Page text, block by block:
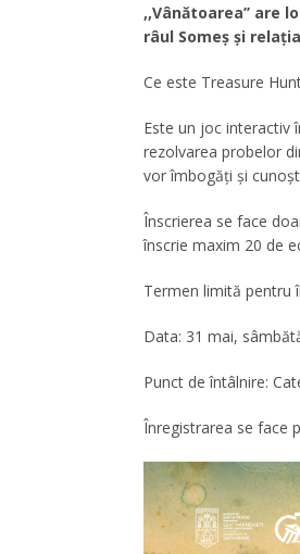
,,Vânătoarea’’ are
râul Someș și
Ce este Treasure
Este un joc interactiv
rezolvarea probelor
vor îmbogăți și
Înscrierea se face
înscrie maxim 20 de
Termen limită pentru
Data: 31 mai,
Punct de întâlnire:
Înregistrarea se face